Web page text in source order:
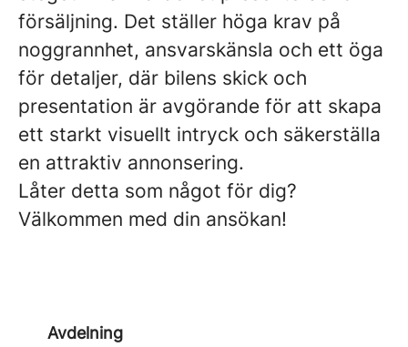
försäljning. Det ställer höga krav på
noggrannhet, ansvarskänsla och ett öga
för detaljer, där bilens skick och
presentation är avgörande för att skapa
ett starkt visuellt intryck och säkerställa
en attraktiv annonsering.
Låter detta som något för dig?
Välkommen med din ansökan!
Avdelning